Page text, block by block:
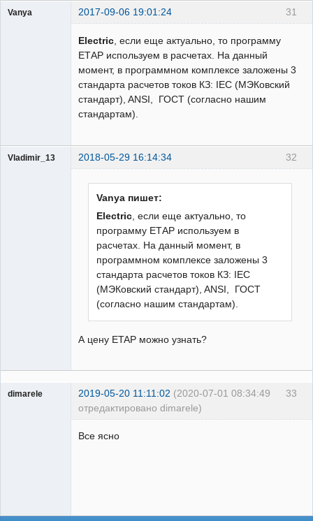
31
Vanya 2017-09-06 19:01:24
Electric , если еще актуально, то программу
ЕТАР используем в расчетах. На данный
момент, в программном комплексе заложены 3
стандарта расчетов токов КЗ: IEC (МЭКовский
стандарт), ANSI, ГОСТ (согласно нашим
стандартам).
32
Vladimir_13 2018-05-29 16:14:34
Vanya пишет:
Electric, если еще актуально, то
программу ЕТАР используем в
расчетах. На данный момент, в
программном комплексе заложены 3
стандарта расчетов токов КЗ: IEC
(МЭКовский стандарт), ANSI, ГОСТ
(согласно нашим стандартам).
А цену ETAP можно узнать?
33
dimarele 2019-05-20 11:11:02 (2020-07-01 08:34:49
отредактировано dimarele)
Все ясно